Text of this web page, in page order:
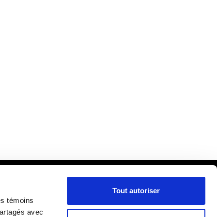
témoins
avec
Tout autoriser